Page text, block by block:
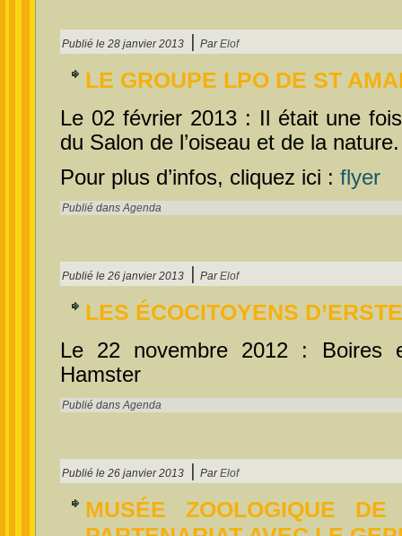
Publié le 28 janvier 2013 Par Elof
LE GROUPE LPO DE ST
Le 02 février 2013 : Il était une
du Salon de l’oiseau et de la nature.
Pour plus d’infos, cliquez ici : flyer
Publié dans Agenda
Publié le 26 janvier 2013 Par Elof
LES ÉCOCITOYENS
Le 22 novembre 2012 : Boires
Hamster
Publié dans Agenda
Publié le 26 janvier 2013 Par Elof
MUSÉE ZOOLOGIQUE